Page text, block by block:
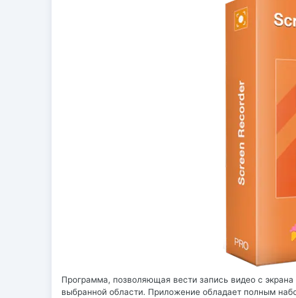
Программа, позволяющая вести запись видео с
выбранной области. Приложение обладает полным